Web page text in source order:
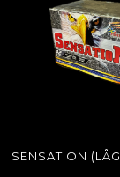
SENSATION